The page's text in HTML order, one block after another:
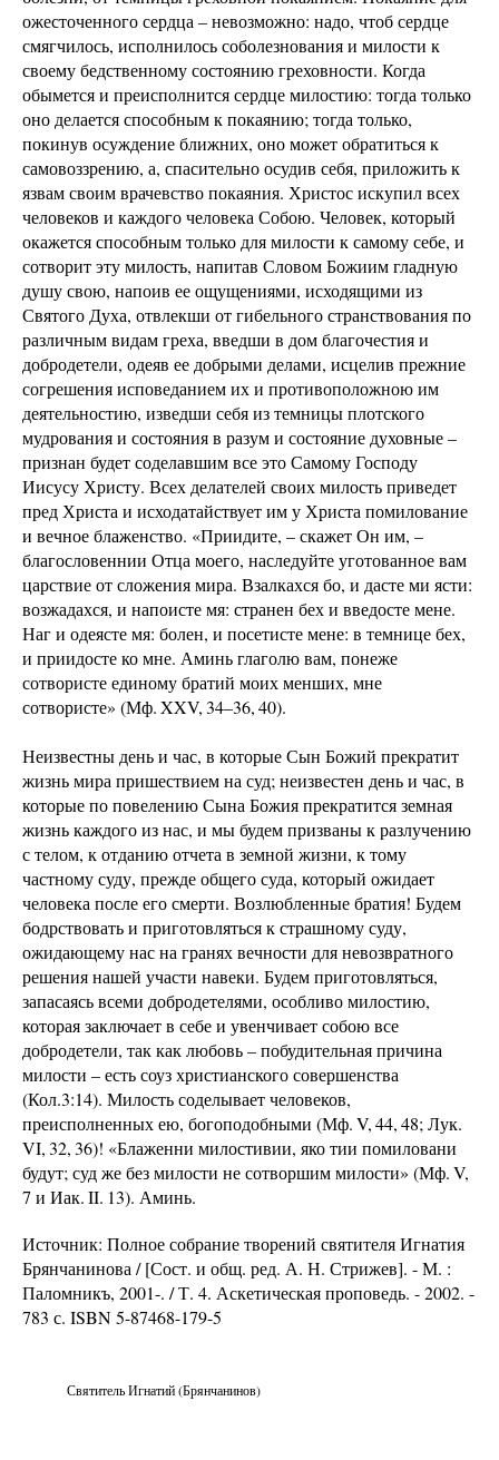
ожесточенного сердца – невозможно: надо, чтоб сердце
смягчилось, исполнилось соболезнования и милости к
своему бедственному состоянию греховности. Когда
обымется и преисполнится сердце милостию: тогда только
оно делается способным к покаянию; тогда только,
покинув осуждение ближних, оно может обратиться к
самовоззрению, а, спасительно осудив себя, приложить к
язвам своим врачевство покаяния. Христос искупил всех
человеков и каждого человека Собою. Человек, который
окажется способным только для милости к самому себе, и
сотворит эту милость, напитав Словом Божиим гладную
душу свою, напоив ее ощущениями, исходящими из
Святого Духа, отвлекши от гибельного странствования по
различным видам греха, введши в дом благочестия и
добродетели, одеяв ее добрыми делами, исцелив прежние
согрешения исповеданием их и противоположною им
деятельностию, изведши себя из темницы плотского
мудрования и состояния в разум и состояние духовные –
признан будет соделавшим все это Самому Господу
Иисусу Христу. Всех делателей своих милость приведет
пред Христа и исходатайствует им у Христа помилование
и вечное блаженство. «Приидите, – скажет Он им, –
благословеннии Отца моего, наследуйте уготованное вам
царствие от сложения мира. Взалкахся бо, и дасте ми ясти:
возжадахся, и напоисте мя: странен бех и введосте мене.
Наг и одеясте мя: болен, и посетисте мене: в темнице бех,
и приидосте ко мне. Аминь глаголю вам, понеже
сотвористе единому братий моих менших, мне
сотвористе» (Мф. XXV, 34–36, 40).
Неизвестны день и час, в которые Сын Божий прекратит
жизнь мира пришествием на суд; неизвестен день и час, в
которые по повелению Сына Божия прекратится земная
жизнь каждого из нас, и мы будем призваны к разлучению
с телом, к отданию отчета в земной жизни, к тому
частному суду, прежде общего суда, который ожидает
человека после его смерти. Возлюбленные братия! Будем
бодрствовать и приготовляться к страшному суду,
ожидающему нас на гранях вечности для невозвратного
решения нашей участи навеки. Будем приготовляться,
запасаясь всеми добродетелями, особливо милостию,
которая заключает в себе и увенчивает собою все
добродетели, так как любовь – побудительная причина
милости – есть соуз христианского совершенства
(Кол.3:14). Милость соделывает человеков,
преисполненных ею, богоподобными (Мф. V, 44, 48; Лук.
VI, 32, 36)! «Блаженни милостивии, яко тии помиловани
будут; суд же без милости не сотворшим милости» (Мф. V,
7 и Иак. II. 13). Аминь.
Источник: Полное собрание творений святителя Игнатия
Брянчанинова / [Сост. и общ. ред. А. Н. Стрижев]. - М. :
Паломникъ, 2001-. / Т. 4. Аскетическая проповедь. - 2002. -
783 с. ISBN 5-87468-179-5
Святитель Игнатий (Брянчанинов)